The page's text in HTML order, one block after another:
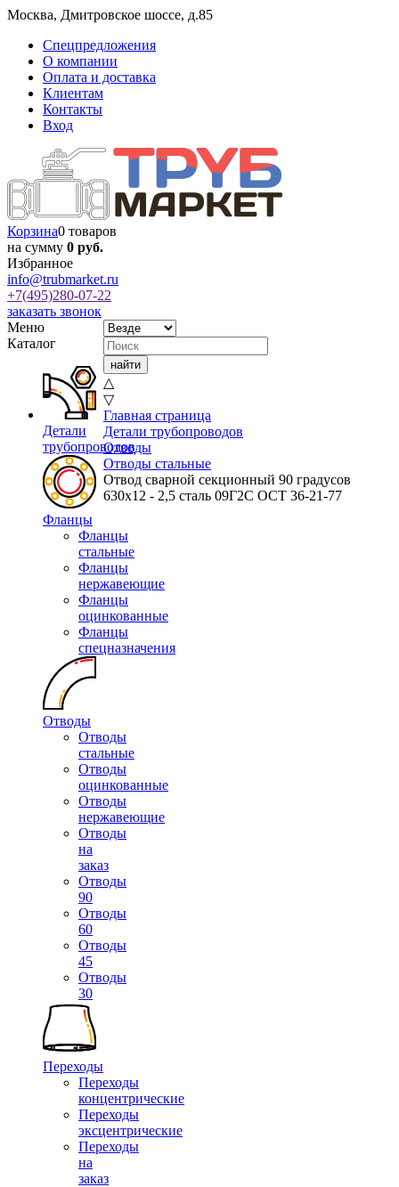
Москва, Дмитровское шоссе, д.85
Спецпредложения
О компании
Оплата и доставка
Клиентам
Контакты
Вход
Корзина0 товаров
на сумму 0 руб.
Избранное
info@trubmarket.ru
+7(495)280-07-22
заказать звонок
Меню
Каталог
Детали
трубопроводов
Фланцы
Фланцы
стальные
Фланцы
нержавеющие
Фланцы
оцинкованные
Фланцы
спецназначения
Отводы
Отводы
стальные
Отводы
оцинкованные
Отводы
нержавеющие
Отводы
на
заказ
Отводы
90
Отводы
60
Отводы
45
Отводы
30
Переходы
Переходы
концентрические
Переходы
эксцентрические
Переходы
на
заказ
△
▽
Главная страница
Детали трубопроводов
Отводы
Отводы стальные
Отвод сварной секционный 90 градусов
630х12 - 2,5 сталь 09Г2С ОСТ 36-21-77